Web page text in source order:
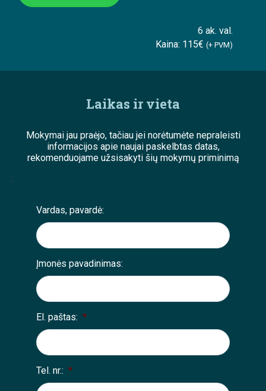
6 ak. val.
Kaina: 115€ (+ PVM)
Laikas ir vieta
Mokymai jau praėjo, tačiau jei norėtumėte nepraleisti
informacijos apie naujai paskelbtas datas,
rekomenduojame užsisakyti šių mokymų priminimą
;
Vardas, pavardė:
Įmonės pavadinimas:
El. paštas: *
Tel. nr.: *